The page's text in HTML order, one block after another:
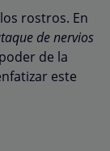
rostros. En
de nervios
de la
este